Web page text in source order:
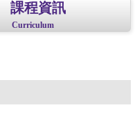
課程資訊
Curriculum